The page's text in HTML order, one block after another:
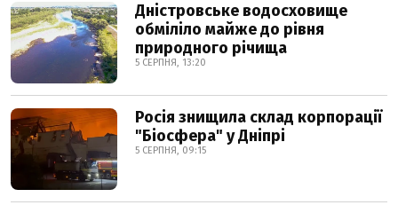
Дністровське водосховище
обміліло майже до рівня
природного річища
5 СЕРПНЯ, 13:20
Росія знищила склад корпорації
"Біосфера" у Дніпрі
5 СЕРПНЯ, 09:15